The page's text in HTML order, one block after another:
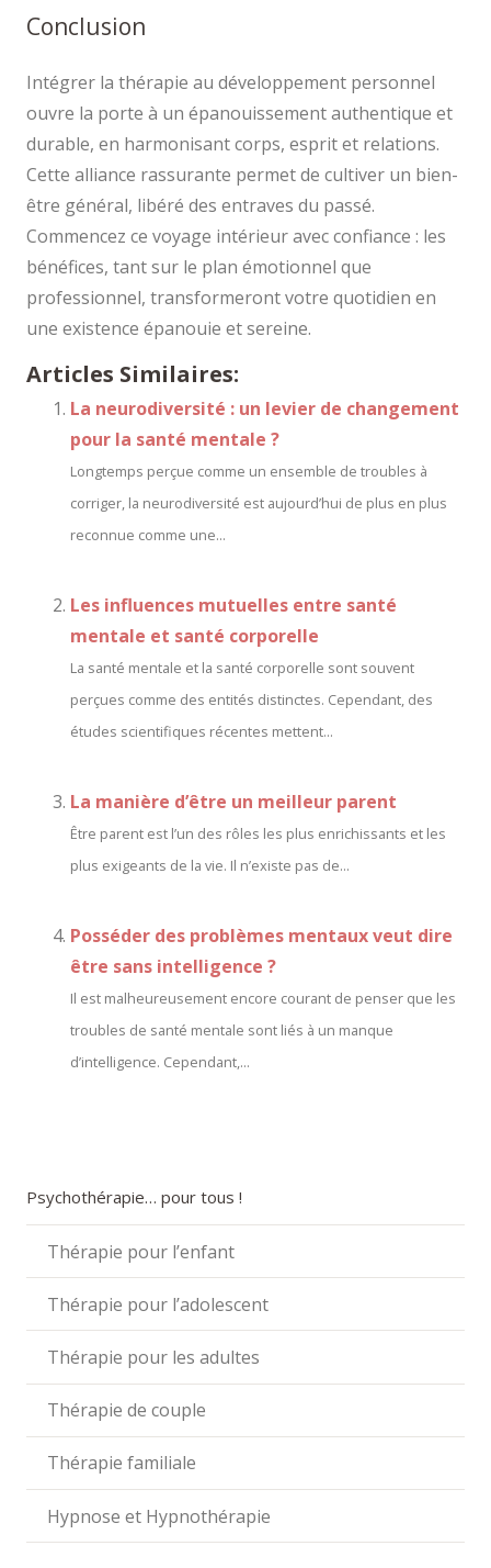
Conclusion
Intégrer la thérapie au développement personnel
ouvre la porte à un épanouissement authentique et
durable, en harmonisant corps, esprit et relations.
Cette alliance rassurante permet de cultiver un bien-
être général, libéré des entraves du passé.
Commencez ce voyage intérieur avec confiance : les
bénéfices, tant sur le plan émotionnel que
professionnel, transformeront votre quotidien en
une existence épanouie et sereine.
Articles Similaires:
La neurodiversité : un levier de changement
pour la santé mentale ?
Longtemps perçue comme un ensemble de troubles à
corriger, la neurodiversité est aujourd’hui de plus en plus
reconnue comme une...
Les influences mutuelles entre santé
mentale et santé corporelle
La santé mentale et la santé corporelle sont souvent
perçues comme des entités distinctes. Cependant, des
études scientifiques récentes mettent...
La manière d’être un meilleur parent
Être parent est l’un des rôles les plus enrichissants et les
plus exigeants de la vie. Il n’existe pas de...
Posséder des problèmes mentaux veut dire
être sans intelligence ?
Il est malheureusement encore courant de penser que les
troubles de santé mentale sont liés à un manque
d’intelligence. Cependant,...
Psychothérapie… pour tous !
Thérapie pour l’enfant
Thérapie pour l’adolescent
Thérapie pour les adultes
Thérapie de couple
Thérapie familiale
Hypnose et Hypnothérapie